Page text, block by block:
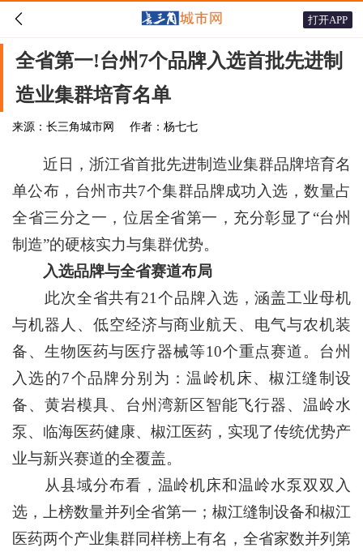
 打开APP
全省第一!台州7个品牌入选首批先进制
造业集群培育名单
来源：长三角城市网 作者：杨七七
近日，浙江省首批先进制造业集群品牌培育名
单公布，台州市共7个集群品牌成功入选，数量占
全省三分之一，位居全省第一，充分彰显了“台州
制造”的硬核实力与集群优势。
入选品牌与全省赛道布局
此次全省共有21个品牌入选，涵盖工业母机
与机器人、低空经济与商业航天、电气与农机装
备、生物医药与医疗器械等10个重点赛道。台州
入选的7个品牌分别为：温岭机床、椒江缝制设
备、黄岩模具、台州湾新区智能飞行器、温岭水
泵、临海医药健康、椒江医药，实现了传统优势产
业与新兴赛道的全覆盖。
从县域分布看，温岭机床和温岭水泵双双入
选，上榜数量并列全省第一；椒江缝制设备和椒江
医药两个产业集群同样榜上有名，全省家数并列第